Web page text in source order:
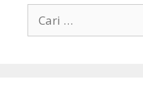
untuk: